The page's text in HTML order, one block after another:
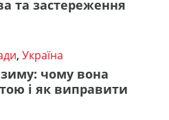
та застереження
, Україна
чому вона
і як виправити